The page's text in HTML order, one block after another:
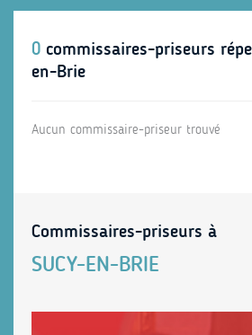
0 commissaires-priseurs
en-Brie
Aucun commissaire-priseur trouvé
Commissaires-priseurs à
SUCY-EN-BRIE